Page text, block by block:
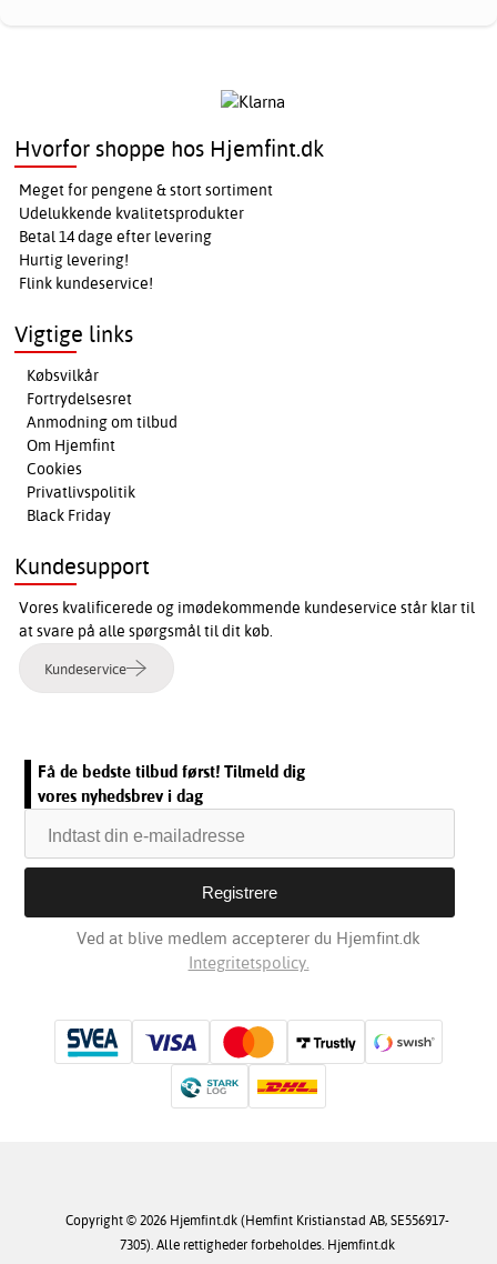
Hvorfor shoppe hos Hjemfint.dk
Meget for pengene & stort sortiment
Udelukkende kvalitetsprodukter
Betal 14 dage efter levering
Hurtig levering!
Flink kundeservice!
Vigtige links
Købsvilkår
Fortrydelsesret
Anmodning om tilbud
Om Hjemfint
Cookies
Privatlivspolitik
Black Friday
Kundesupport
Vores kvalificerede og imødekommende kundeservice står klar til
at svare på alle spørgsmål til dit køb.
Kundeservice
Få de bedste tilbud først! Tilmeld dig
vores nyhedsbrev i dag
Ved at blive medlem accepterer du Hjemfint.dk
Integritetspolicy.
Copyright © 2026 Hjemfint.dk (Hemfint Kristianstad AB, SE556917-
7305). Alle rettigheder forbeholdes. Hjemfint.dk